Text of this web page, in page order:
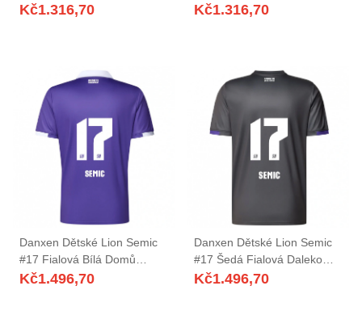
Brankář Dresy 2025/26 Dres
Kč1.316,70
Brankář Dresy 2025/26 Dres
Kč1.316,70
Danxen Dětské Lion Semic
#17 Fialová Bílá Domů
Hráčské Dresy 2025/26 Dres
Kč1.496,70
Danxen Dětské Lion Semic
#17 Šedá Fialová Daleko
Hráčské Dresy 2025/26 Dres
Kč1.496,70